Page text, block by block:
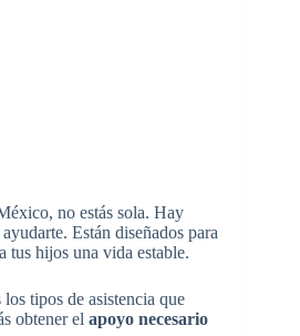
no estás sola. Hay
Están diseñados para
tus hijos una vida estable.
tipos de asistencia que
obtener el apoyo necesario